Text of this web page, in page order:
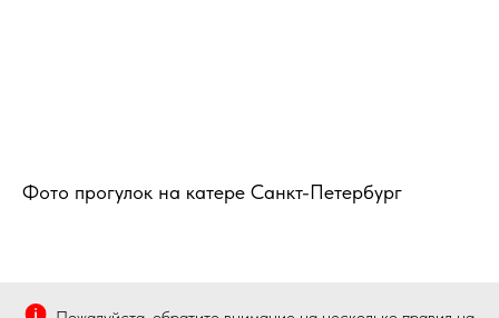
Фото прогулок на катере Санкт-Петербург